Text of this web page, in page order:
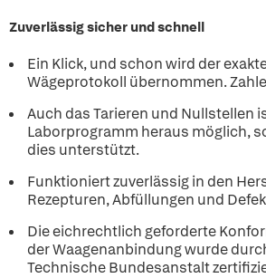
Zuverlässig sicher und schnell
Ein Klick, und schon wird der
Wägeprotokoll übernommen.
Auch das Tarieren und Nullstellen
Laborprogramm heraus möglich,
dies unterstützt.
Funktioniert zuverlässig in den
Rezepturen, Abfüllungen und
Die eichrechtlich geforderte
der Waagenanbindung wurde
Technische Bundesanstalt